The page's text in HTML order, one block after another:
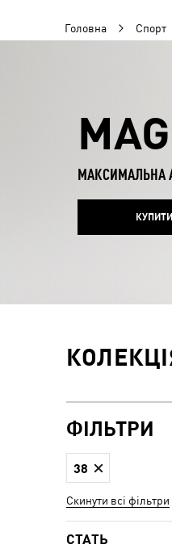
Головна Спорт
МАКСИМАЛЬНА
КУПИТИ
ФІЛЬТРИ
38
Скинути всі фільтри
СТАТЬ